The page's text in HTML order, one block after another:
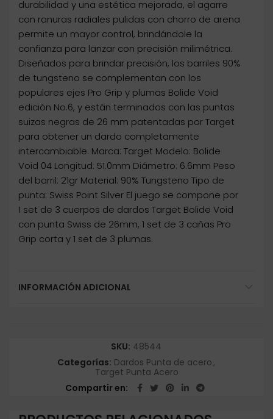
durabilidad y una estética mejorada, el agarre
con ranuras radiales pulidas con chorro de arena
permite un mayor control, brindándole la
confianza para lanzar con precisión milimétrica.
Diseñados para brindar precisión, los barriles 90%
de tungsteno se complementan con los
populares ejes Pro Grip y plumas Bolide Void
edición No.6, y están terminados con las puntas
suizas negras de 26 mm patentadas por Target
para obtener un dardo completamente
intercambiable. Marca: Target Modelo: Bolide
Void 04 Longitud: 51.0mm Diámetro: 6.6mm Peso
del barril: 21gr Material: 90% Tungsteno Tipo de
punta: Swiss Point Silver El juego se compone por
1 set de 3 cuerpos de dardos Target Bolide Void
con punta Swiss de 26mm, 1 set de 3 cañas Pro
Grip corta y 1 set de 3 plumas.
INFORMACIÓN ADICIONAL
SKU: 48544
Categorías: Dardos Punta de acero,
Target Punta Acero
Compartir en